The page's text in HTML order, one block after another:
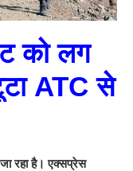
को लग
ATC से
रहा है। एक्सप्रेस